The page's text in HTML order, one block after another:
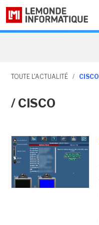
TOUTE L'ACTUALITÉ / CISCO
/ CISCO